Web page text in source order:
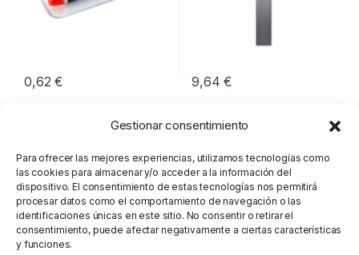
Gestionar consentimiento
Para ofrecer las mejores experiencias, utilizamos tecnologías como
las cookies para almacenar y/o acceder a la información del
dispositivo. El consentimiento de estas tecnologías nos permitirá
procesar datos como el comportamiento de navegación o las
identificaciones únicas en este sitio. No consentir o retirar el
consentimiento, puede afectar negativamente a ciertas características
y funciones.
0,62€ 9,64€